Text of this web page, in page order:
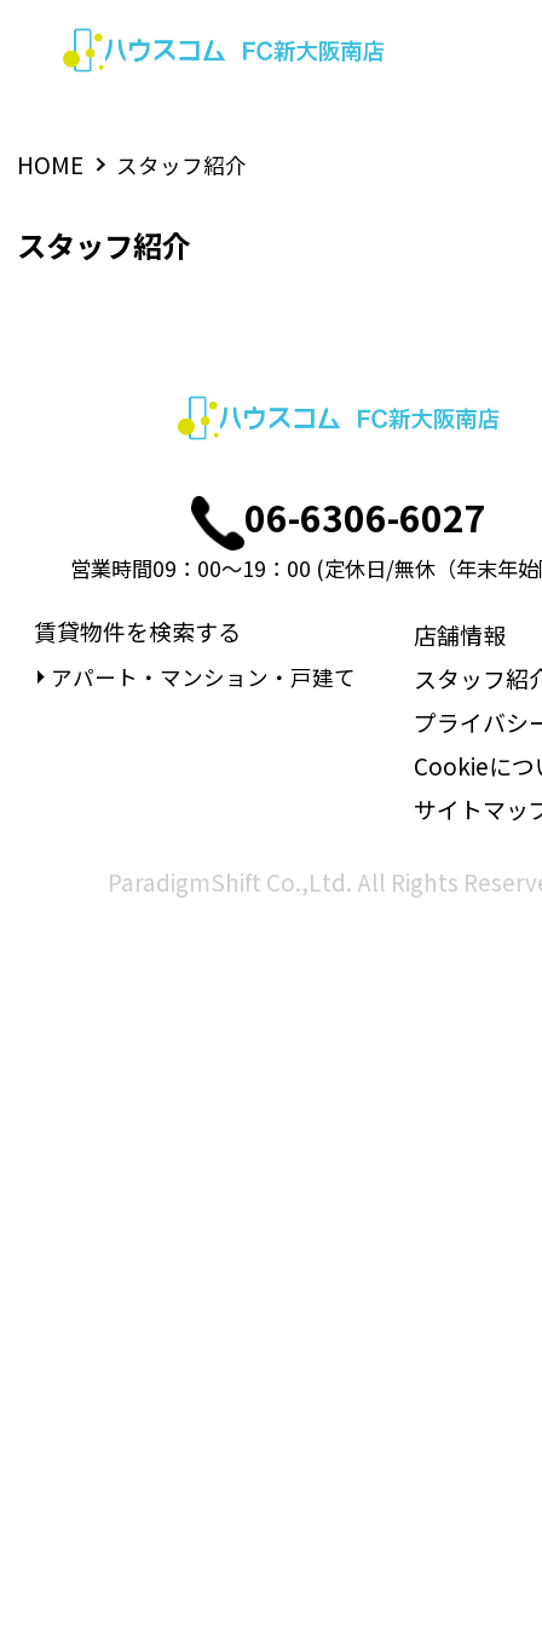
HOME スタッフ紹介
スタッフ紹介
06-6306-6027
営業時間09：00～19：00 (定休日/無休（年末年
賃貸物件を検索する
アパート・マンション・戸建て
店舗情報
スタッフ紹
プライバシ
Cookieにつ
サイトマッ
ParadigmShift Co.,Ltd. All Rights